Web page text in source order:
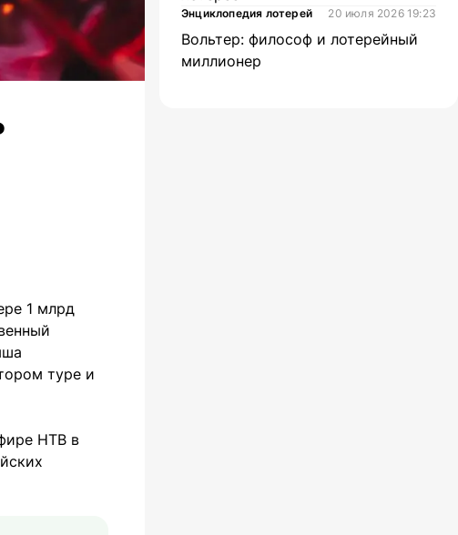
1 млрд
туре и
НТВ в
Энциклопедия лотерей 20 июля 2026 19:23
Вольтер: философ и лотерейный
миллионер